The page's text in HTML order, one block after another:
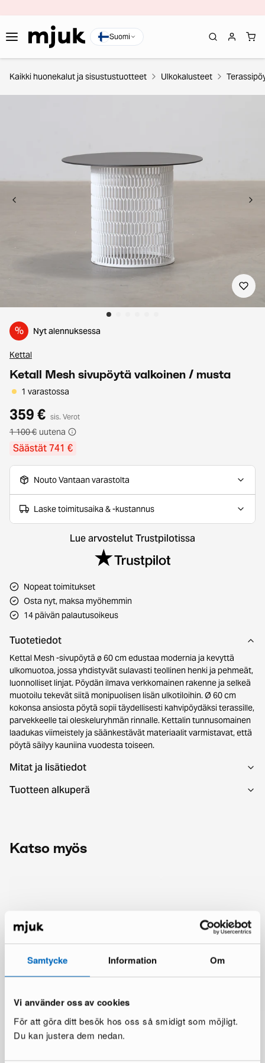
Samtycke Information Om
Vi använder oss av cookies
För att göra ditt besök hos oss så smidigt som möjligt.
Du kan justera dem nedan.
Suomi
Kaikki huonekalut ja sisustustuotteet Ulkokalusteet
% Nyt alennuksessa
Kettal
Ketall Mesh sivupöytä valkoinen / musta
1 varastossa
359 € sis. Verot
1 100 € uutena
Säästät 741 €
Nouto Vantaan varastolta
Laske toimitusaika & -kustannus
Lue arvostelut Trustpilotissa
Nopeat toimitukset
Osta nyt, maksa myöhemmin
14 päivän palautusoikeus
Tuotetiedot
Kettal Mesh -sivupöytä ø 60 cm edustaa modernia ja kevyttä
ulkomuotoa, jossa yhdistyvät sulavasti teollinen henki ja pehmeät,
luonnolliset linjat. Pöydän ilmava verkkomainen rakenne ja selkeä
muotoilu tekevät siitä monipuolisen lisän ulkotiloihin. Ø 60 cm
kokonsa ansiosta pöytä sopii täydellisesti kahvipöydäksi terassille,
parvekkeelle tai oleskeluryhmän rinnalle. Kettalin tunnusomainen
laadukas viimeistely ja säänkestävät materiaalit varmistavat, että
pöytä säilyy kauniina vuodesta toiseen.
Mitat ja lisätiedot
Tuotteen alkuperä
Katso myös